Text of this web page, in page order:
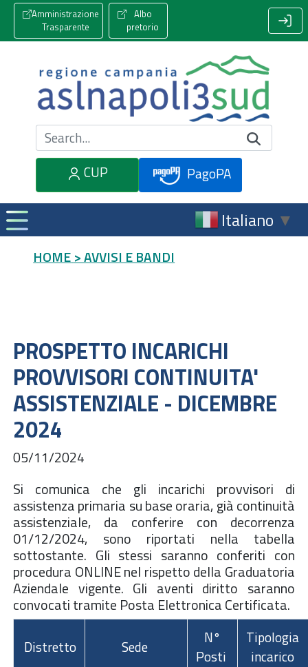
Amministrazione
Trasparente
Albo
pretorio
Cerca nel sito
CUP
PagoPA
Italiano ▼
HOME > AVVISI E BANDI
PROSPETTO INCARICHI
PROVVISORI CONTINUITA'
ASSISTENZIALE - DICEMBRE
2024
05/11/2024
Si comunica che gli incarichi provvisori di
assistenza primaria su base oraria, già continuità
assistenziale, da conferire con decorrenza
01/12/2024, sono riportati nella tabella
sottostante. Gli stessi saranno conferiti con
procedura ONLINE nel rispetto della Graduatoria
Aziendale vigente. Gli aventi diritto saranno
convocati tramite Posta Elettronica Certificata.
Distretto Sede
N°
Posti
Tipologia
incarico